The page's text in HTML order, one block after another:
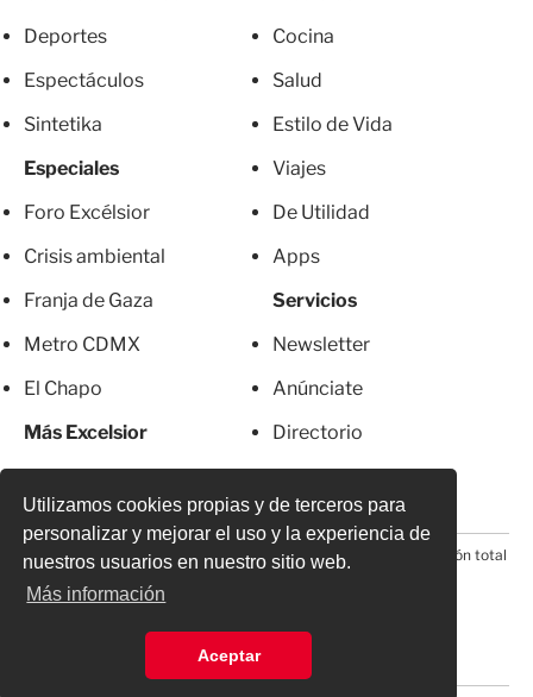
Utilizamos cookies propias y de terceros para
personalizar y mejorar el uso y la experiencia de
nuestros usuarios en nuestro sitio web.
Más información
Aceptar
Deportes
Espectáculos
Sintetika
Especiales
Foro Excélsior
Crisis ambiental
Franja de Gaza
Metro CDMX
El Chapo
Más Excelsior
Mujeres
Cocina
Salud
Estilo de Vida
Viajes
De Utilidad
Apps
Servicios
Newsletter
Anúnciate
Directorio
Suscripciones
© 2026 Todos los derechos reservados. Prohibida la reproducción total
o parcial, incluyendo cualquier medio electrónico*